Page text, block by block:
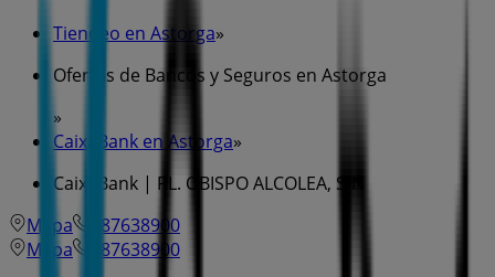
Tiendeo en Astorga»
Ofertas de Bancos y Seguros en Astorga
»
CaixaBank en Astorga»
CaixaBank | PL. OBISPO ALCOLEA, S-N
Mapa
987638900
Mapa
987638900